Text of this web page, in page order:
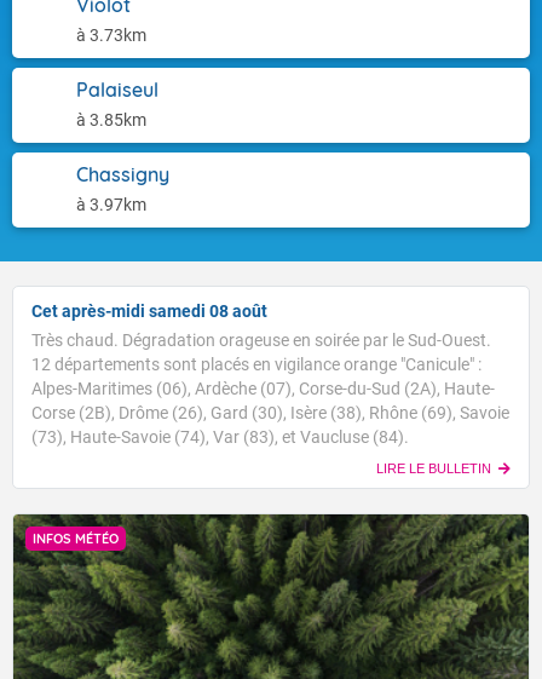
Violot
à 3.73km
Palaiseul
à 3.85km
Chassigny
à 3.97km
Cet après-midi samedi 08 août
Très chaud. Dégradation orageuse en soirée par le Sud-Ouest.
12 départements sont placés en vigilance orange "Canicule" :
Alpes-Maritimes (06), Ardèche (07), Corse-du-Sud (2A), Haute-
Corse (2B), Drôme (26), Gard (30), Isère (38), Rhône (69), Savoie
(73), Haute-Savoie (74), Var (83), et Vaucluse (84).
LIRE LE BULLETIN
INFOS MÉTÉO